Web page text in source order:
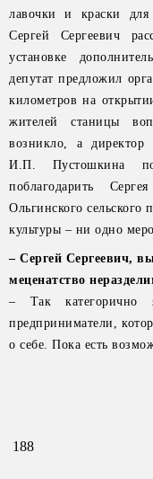
лавочки и краски для
Сергей Сергеевич
установке
депутат предложил
километров на
жителей станицы
возникло, а директор
И.П. Пустошкина
поблагодарить
Ольгинского
культуры – ни одно
– Сергей Сергеевич,
меценатство
– Так категорично
предприниматели,
о себе. Пока есть
188